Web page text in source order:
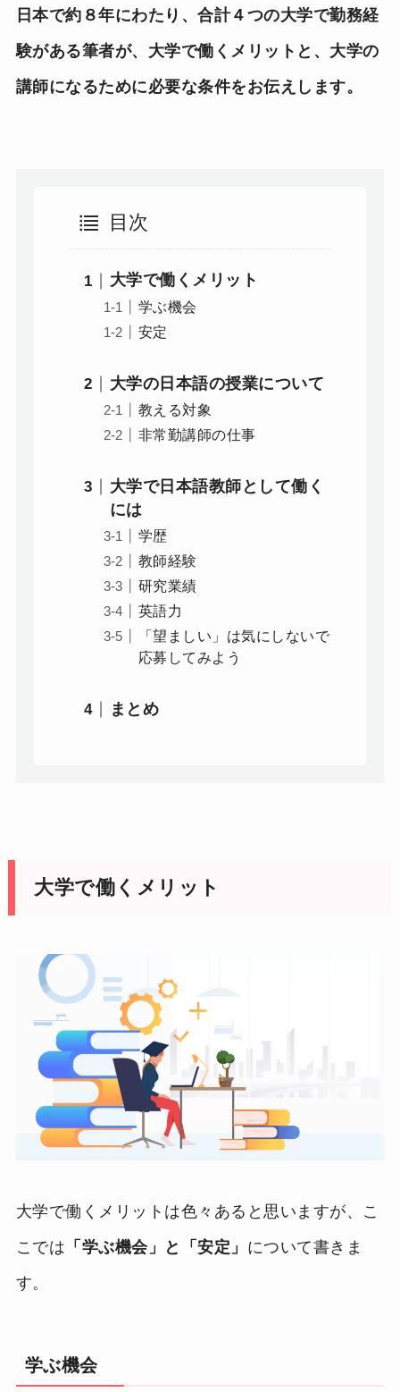
日本で約８年にわたり、合計４つの大学で勤務経
験がある筆者が、大学で働くメリットと、大学の
講師になるために必要な条件をお伝えします。
目次
大学で働くメリット
学ぶ機会
安定
大学の日本語の授業について
教える対象
非常勤講師の仕事
大学で日本語教師として働く
には
学歴
教師経験
研究業績
英語力
「望ましい」は気にしないで
応募してみよう
まとめ
大学で働くメリット
大学で働くメリットは色々あると思いますが、こ
こでは 「学ぶ機会」と「安定」 について書きま
す。
学ぶ機会